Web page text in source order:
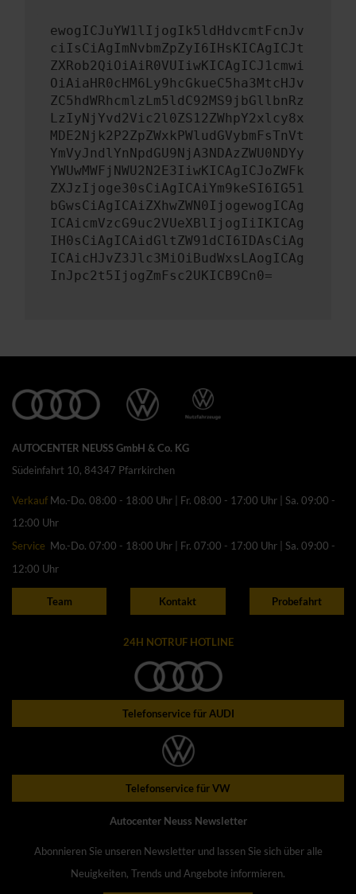
ewogICJuYW1lIjogIk5ldHdvcmtFcnJv
ciIsCiAgImNvbmZpZyI6IHsKICAgICJt
ZXRob2QiOiAiR0VUIiwKICAgICJ1cmwi
OiAiaHR0cHM6Ly9hcGkueC5ha3MtcHJv
ZC5hdWRhcmlzLm5ldC92MS9jbGllbnRz
LzIyNjYvd2Vic2l0ZS12ZWhpY2xlcy8x
MDE2Njk2P2ZpZWxkPWludGVybmFsTnVt
YmVyJndlYnNpdGU9NjA3NDAzZWU0NDYy
YWUwMWFjNWU2N2E3IiwKICAgICJoZWFk
ZXJzIjoge30sCiAgICAiYm9keSI6IG51
bGwsCiAgICAiZXhwZWN0IjogewogICAg
ICAicmVzcG9uc2VUeXBlIjogIiIKICAg
IH0sCiAgICAidGltZW91dCI6IDAsCiAg
ICAicHJvZ3Jlc3MiOiBudWxsLAogICAg
InJpc2t5IjogZmFsc2UKICB9Cn0=
AUTOCENTER NEUSS GmbH & Co. KG
Südeinfahrt 10, 84347 Pfarrkirchen
Verkauf Mo.-Do. 08:00 - 18:00 Uhr | Fr. 08:00 - 17:00 Uhr | Sa. 09:00 -
12:00 Uhr
Service Mo.-Do. 07:00 - 18:00 Uhr | Fr. 07:00 - 17:00 Uhr | Sa. 09:00 -
12:00 Uhr
Team Kontakt Probefahrt
24H NOTRUF HOTLINE
Telefonservice für AUDI
Telefonservice für VW
Autocenter Neuss Newsletter
Abonnieren Sie unseren Newsletter und lassen Sie sich über alle
Neuigkeiten, Trends und Angebote informieren.